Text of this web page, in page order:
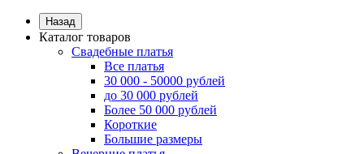
Назад
Каталог товаров
Свадебные платья
Все платья
30 000 - 50000 рублей
до 30 000 рублей
Более 50 000 рублей
Короткие
Большие размеры